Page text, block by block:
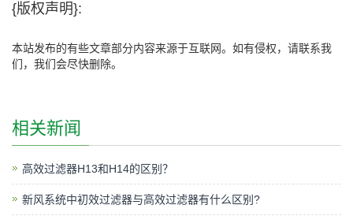
{版权声明}:
本站发布的有些文章部分内容来源于互联网。如有侵权，请联系我
们，我们会尽快删除。
相关新闻
高效过滤器H13和H14的区别？
新风系统中初效过滤器与高效过滤器有什么区别?